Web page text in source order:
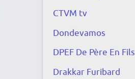
CTVM tv
Dondevamos
DPEF De Père En Fils
Drakkar Furibard